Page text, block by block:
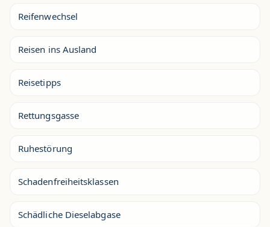
Reifenwechsel
Reisen ins Ausland
Reisetipps
Rettungsgasse
Ruhestörung
Schadenfreiheitsklassen
Schädliche Dieselabgase